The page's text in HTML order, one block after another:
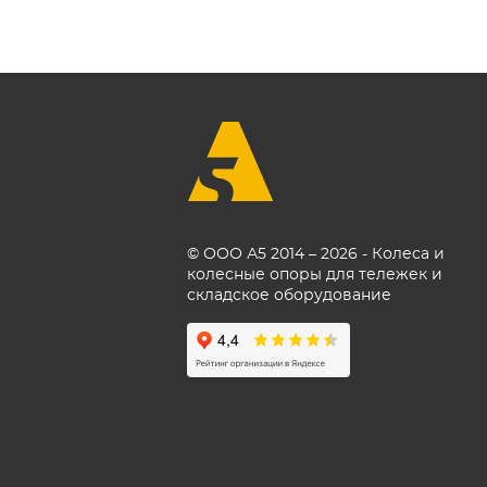
© ООО А5 2014 – 2026 - Колеса и
колесные опоры для тележек и
складское оборудование